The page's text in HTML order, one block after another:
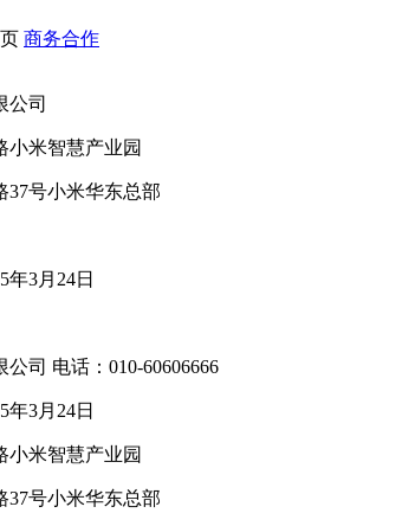
商务合作
公司
小米智慧产业园
37号小米华东总部
年3月24日
司 电话：010-60606666
年3月24日
小米智慧产业园
37号小米华东总部